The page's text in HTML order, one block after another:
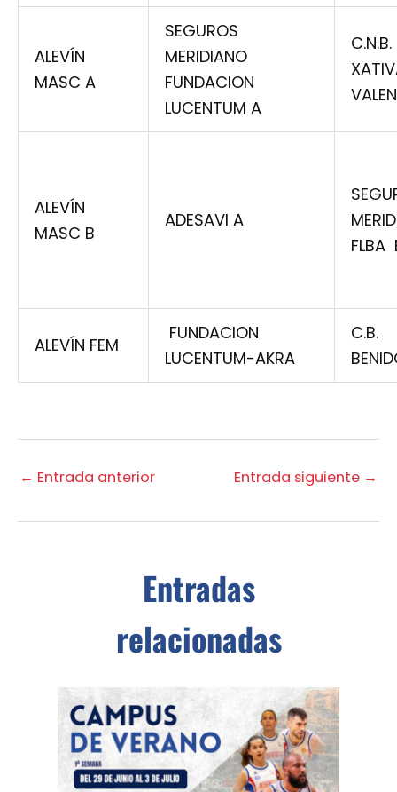
ALEVÍN
MASC A
SEGUROS
MERIDIANO
FUNDACION
LUCENTUM A
C.N.B.
ALEVÍN
MASC B
ADESAVI A
FLBA
ALEVÍN FEM
FUNDACION
LUCENTUM-AKRA
C.B.
← Entrada anterior Entrada siguiente →
Entradas
relacionadas